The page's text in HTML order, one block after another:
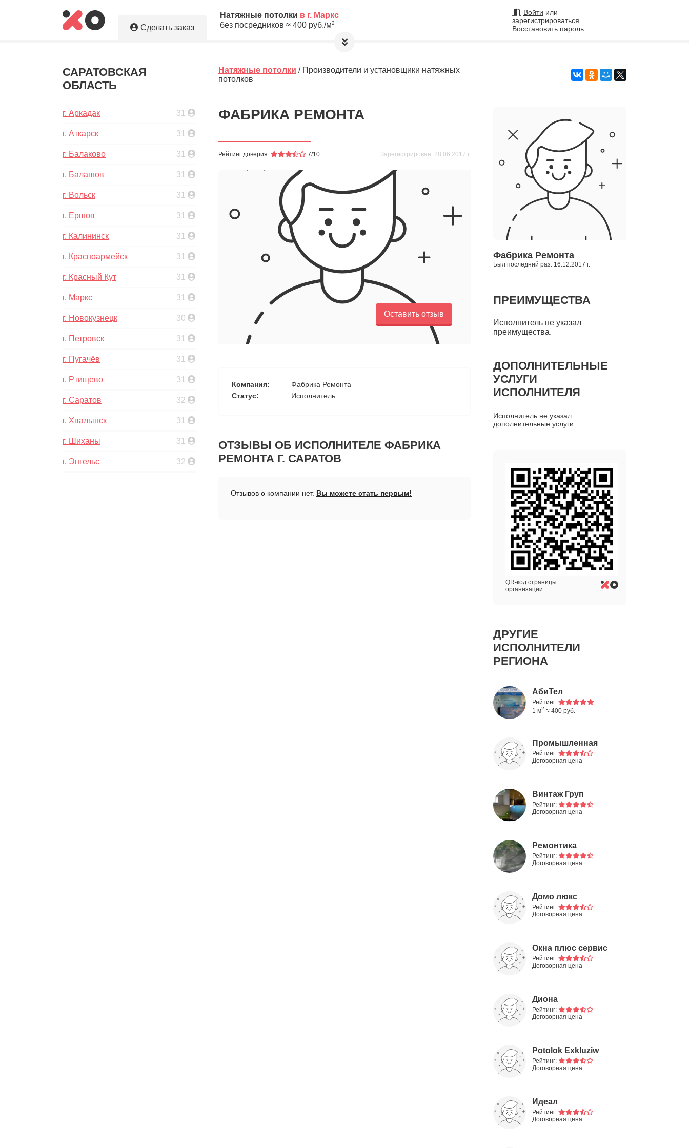
Сделать заказ
Натяжные потолки в г. Маркс
без посредников ≈ 400 руб./м2
Войти или
зарегистрироваться
Восстановить пароль
Укажите необходимые параметры, а мы предложим Вам
Оставляя заявку, Вы даете разрешение на обработку и хранение Ваших
10м ≈4000руб.
Подобрать исполнителя
САРАТОВСКАЯ
ОБЛАСТЬ
г. Аркадак 31
г. Аткарск 31
г. Балаково 31
г. Балашов 31
г. Вольск 31
г. Ершов 31
г. Калининск 31
г. Красноармейск 31
г. Красный Кут 31
г. Маркс 31
г. Новокузнецк 30
г. Петровск 31
г. Пугачёв 31
г. Ртищево 31
г. Саратов 32
г. Хвалынск 31
г. Шиханы 31
г. Энгельс 32
Натяжные потолки / Производители и установщики натяжных
потолков
ФАБРИКА РЕМОНТА
Зарегистрирован: 28.06.2017 г.
Рейтинг доверия: 7/10
Оставить отзыв
Компания:
Фабрика Ремонта
Статус:
Исполнитель
ОТЗЫВЫ ОБ ИСПОЛНИТЕЛЕ ФАБРИКА
РЕМОНТА Г. САРАТОВ
Отзывов о компании нет. Вы можете стать первым!
Фабрика Ремонта
Был последний раз: 16.12.2017 г.
ПРЕИМУЩЕСТВА
Исполнитель не указал
преимущества.
ДОПОЛНИТЕЛЬНЫЕ
УСЛУГИ
ИСПОЛНИТЕЛЯ
Исполнитель не указал
дополнительные услуги.
QR-код страницы
организации
ДРУГИЕ
ИСПОЛНИТЕЛИ
РЕГИОНА
АбиТел
Рейтинг:
1 м2 ≈ 400 руб.
Промышленная
группа Сибирь
Рейтинг:
Договорная цена
Винтаж Груп
Рейтинг:
Договорная цена
Ремонтика
Рейтинг:
Договорная цена
Домо люкс
Рейтинг:
Договорная цена
Окна плюс сервис
Рейтинг:
Договорная цена
Диона
Рейтинг:
Договорная цена
Potolok Exkluziw
Рейтинг:
Договорная цена
Идеал
Рейтинг:
Договорная цена